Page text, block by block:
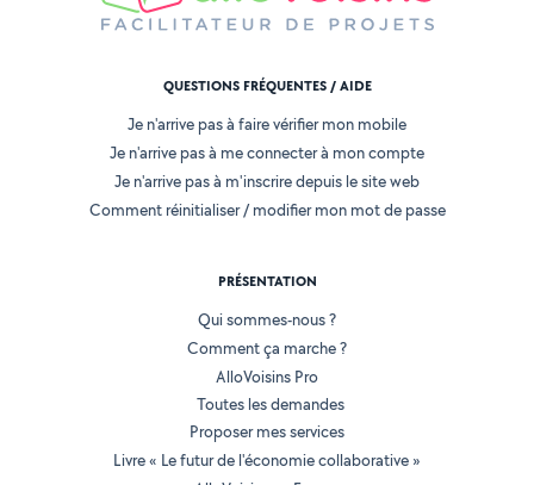
QUESTIONS FRÉQUENTES / AIDE
Je n'arrive pas à faire vérifier mon mobile
Je n'arrive pas à me connecter à mon compte
Je n'arrive pas à m'inscrire depuis le site web
Comment réinitialiser / modifier mon mot de passe
PRÉSENTATION
Qui sommes-nous ?
Comment ça marche ?
AlloVoisins Pro
Toutes les demandes
Proposer mes services
Livre « Le futur de l'économie collaborative »